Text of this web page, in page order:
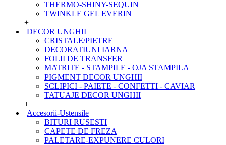
THERMO-SHINY-SEQUIN
TWINKLE GEL EVERIN
+
DECOR UNGHII
CRISTALE/PIETRE
DECORATIUNI IARNA
FOLII DE TRANSFER
MATRITE - STAMPILE - OJA STAMPILA
PIGMENT DECOR UNGHII
SCLIPICI - PAIETE - CONFETTI - CAVIAR
TATUAJE DECOR UNGHII
+
Accesorii-Ustensile
BITURI RUSESTI
CAPETE DE FREZA
PALETARE-EXPUNERE CULORI